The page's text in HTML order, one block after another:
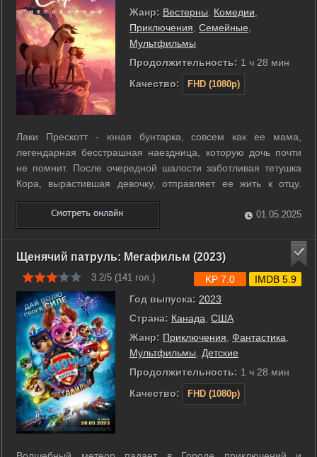
Жанр: Вестерны Комедии
Приключения Семейные
Мультфильмы
Продолжительность: 1 ч 28 мин
Качество:
FHD (1080p)
Лаки Прескотт - юная бунтарка, совсем как ее мама,
легендарная бесстрашная наездница, которую дочь почти
не помнит. После очередной шалости заботливая тетушка
Кора, вырастившая девочку, отправляет ее жить к отцу.
Теперь все, о чем мечтает Лаки - вырваться на волю из
крошечного сонного городка. Все меняется, когда она
знакомится со Спиритом - диким ...
01.05.2025
Щенячий патруль: Мегафильм (2023)
3.2/5 (141 гол.)
Год выпуска: 2023
Страна: Канада, США
Жанр: Приключения, Фантастика,
Мультфильмы, Детские
Продолжительность: 1 ч 28 мин
Качество:
FHD (1080p)
KP 7.0 IMDB 5.9